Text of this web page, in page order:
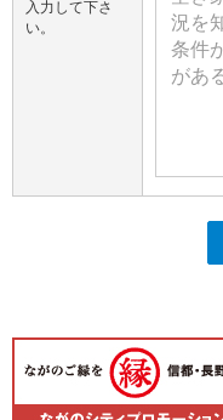
入力して下さ
い。